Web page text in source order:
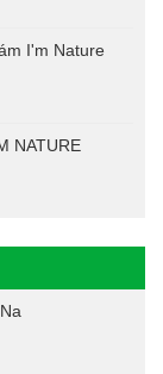
I'm Nature
NATURE